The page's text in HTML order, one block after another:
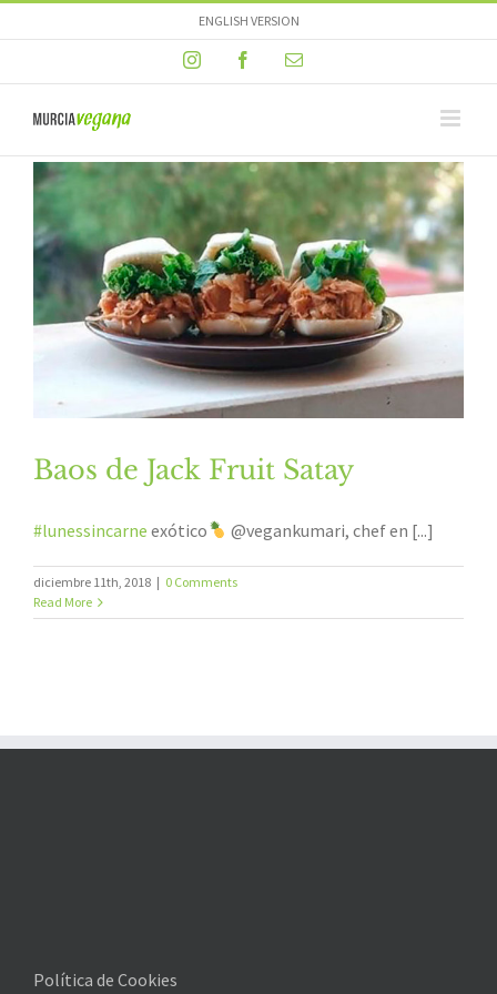
to
ENGLISH VERSION
InstagramFacebookEmail
Baos de Jack Fruit Satay
#lunessincarne exótico @vegankumari, chef en [...]
diciembre 11th, 2018 | 0 Comments
Read More
Política de Cookies